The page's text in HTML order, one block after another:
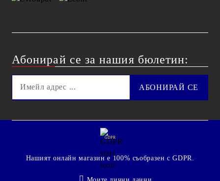
Абонирай се за нашия бюлетин:
GDPR
Нашият онлайн магазин е 100% съобразен с GDPR.